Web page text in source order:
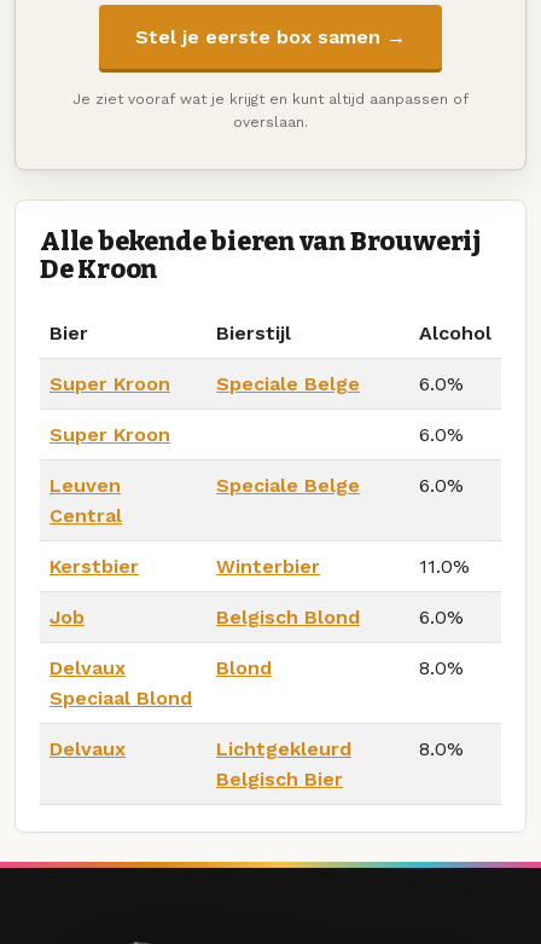
Stel je eerste box samen →
Je ziet vooraf wat je krijgt en kunt altijd aanpassen of
overslaan.
Alle bekende bieren van Brouwerij
De Kroon
Bier Bierstijl Alcohol
Super Kroon Speciale Belge 6.0%
Super Kroon 6.0%
Leuven
Central
Speciale Belge 6.0%
Kerstbier Winterbier 11.0%
Job Belgisch Blond 6.0%
Delvaux
Speciaal Blond
Blond 8.0%
Delvaux
Lichtgekleurd
Belgisch Bier
8.0%